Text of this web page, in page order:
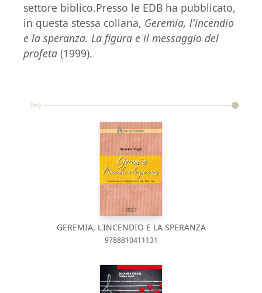
settore biblico.Presso le EDB ha pubblicato,
in questa stessa collana, Geremia, l'incendio
e la speranza. La figura e il messaggio del
profeta (1999).
GEREMIA, L'INCENDIO E LA SPERANZA
9788810411131